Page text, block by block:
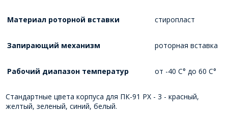
Материал роторной вставки стиропласт
Запирающий механизм роторная вставка
Рабочий диапазон температур от -40 C° до 60 C°
Стандартные цвета корпуса для ПК-91 РХ - 3 - красный,
желтый, зеленый, синий, белый.